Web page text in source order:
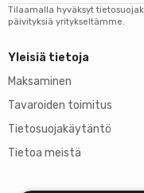
Tilaamalla hyväksyt
päivityksiä yritykseltämme.
Yleisiä tietoja
Maksaminen
Tavaroiden toimitus
Tietosuojakäytäntö
Tietoa meistä